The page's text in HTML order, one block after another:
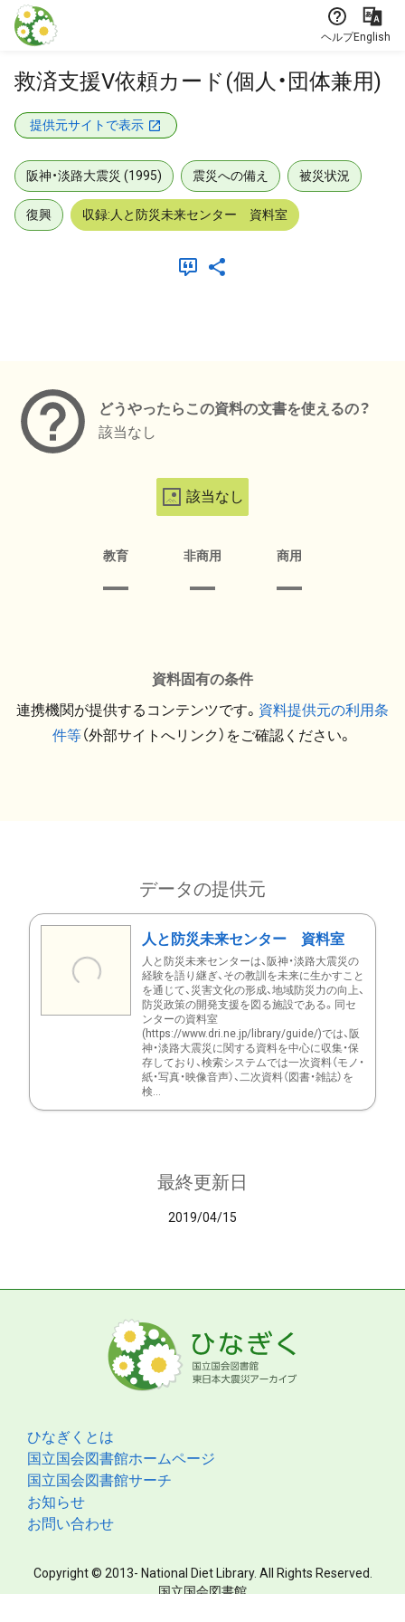
本文に飛ぶ
ヘルプEnglish
救済支援V依頼カード(個人・団体兼用)
提供元サイトで表示
阪神・淡路大震災 (1995) 震災への備え 被災状況
復興 収録:人と防災未来センター 資料室
どうやったらこの資料の文書を使えるの？
該当なし
該当なし
教育 非商用 商用
資料固有の条件
連携機関が提供するコンテンツです。 資料提供元の利用条
件等（外部サイトへリンク）をご確認ください。
データの提供元
人と防災未来センター 資料室
人と防災未来センターは、阪神・淡路大震災の
経験を語り継ぎ、その教訓を未来に生かすこと
を通じて、災害文化の形成、地域防災力の向上、
防災政策の開発支援を図る施設である。同セ
ンターの資料室
(https://www.dri.ne.jp/library/guide/)では、阪
神・淡路大震災に関する資料を中心に収集・保
存しており、検索システムでは一次資料（モノ・
紙・写真・映像音声）、二次資料（図書・雑誌）を
検...
最終更新日
2019/04/15
ひなぎくとは
国立国会図書館ホームページ
国立国会図書館サーチ
お知らせ
お問い合わせ
Copyright © 2013- National Diet Library. All Rights Reserved.